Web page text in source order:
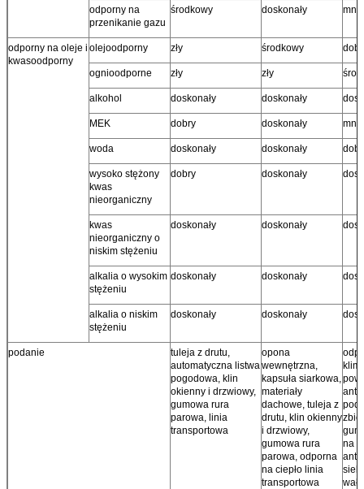
odporny na
przenikanie gazu
środkowy doskonały
odporny na oleje i
kwasoodporny
olejoodporny zły środkowy
ognioodporne zły zły
alkohol doskonały doskonały
MEK dobry doskonały
woda doskonały doskonały
wysoko stężony
kwas
nieorganiczny
dobry doskonały
kwas
nieorganiczny o
niskim stężeniu
doskonały doskonały
alkalia o wysokim
stężeniu
doskonały doskonały
alkalia o niskim
stężeniu
doskonały doskonały
podanie
tuleja z drutu,
automatyczna listwa
pogodowa, klin
okienny i drzwiowy,
gumowa rura
parowa, linia
transportowa
opona
wewnętrzna,
kapsuła siarkowa,
materiały
dachowe, tuleja z
drutu, klin okienny
i drzwiowy,
gumowa rura
parowa, odporna
na ciepło linia
transportowa
na